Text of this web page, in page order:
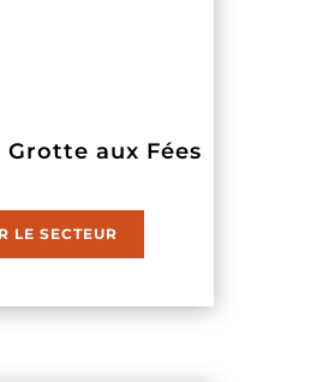
Grotte aux Fées
LE SECTEUR